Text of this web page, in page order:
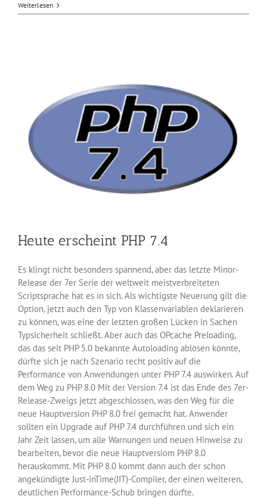
8
Weiterlesen
Heute erscheint PHP 7.4
Es klingt nicht besonders spannend, aber das letzte Minor-
Release der 7er Serie der weltweit meistverbreiteten
Scriptsprache hat es in sich. Als wichtigste Neuerung gilt die
Option, jetzt auch den Typ von Klassenvariablen deklarieren
zu können, was eine der letzten großen Lücken in Sachen
Typsicherheit schließt. Aber auch das OPcache Preloading,
das das seit PHP 5.0 bekannte Autoloading ablösen könnte,
dürfte sich je nach Szenario recht positiv auf die
Performance von Anwendungen unter PHP 7.4 auswirken. Auf
dem Weg zu PHP 8.0 Mit der Version 7.4 ist das Ende des 7er-
Release-Zweigs jetzt abgeschlossen, was den Weg für die
neue Hauptversion PHP 8.0 frei gemacht hat. Anwender
sollten ein Upgrade auf PHP 7.4 durchführen und sich ein
Jahr Zeit lassen, um alle Warnungen und neuen Hinweise zu
bearbeiten, bevor die neue Hauptversiom PHP 8.0
herauskommt. Mit PHP 8.0 kommt dann auch der schon
angekündigte Just-inTime(JIT)-Compiler, der einen weiteren,
deutlichen Performance-Schub bringen dürfte.